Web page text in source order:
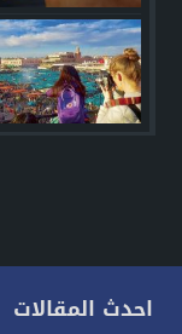
احدث المقالات